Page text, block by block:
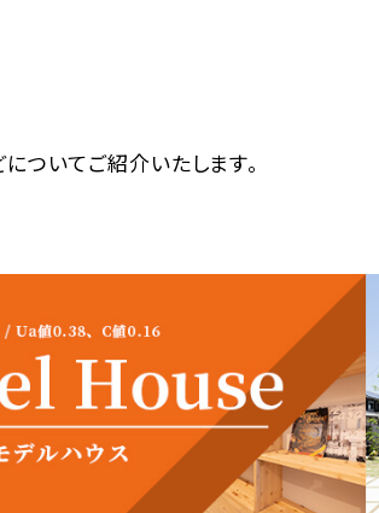
ついてご紹介いたします。